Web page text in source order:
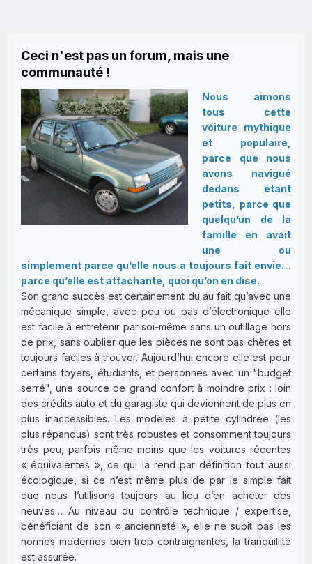
Ceci n'est pas un forum, mais une
communauté !
Nous aimons
tous cette
voiture mythique
et populaire,
parce que nous
avons navigué
dedans étant
petits, parce que
quelqu’un de la
famille en avait
une ou
simplement parce qu’elle nous a toujours fait envie…
parce qu’elle est attachante, quoi qu’on en dise.
Son grand succès est certainement du au fait qu’avec une
mécanique simple, avec peu ou pas d’électronique elle
est facile à entretenir par soi-même sans un outillage hors
de prix, sans oublier que les pièces ne sont pas chères et
toujours faciles à trouver. Aujourd’hui encore elle est pour
certains foyers, étudiants, et personnes avec un "budget
serré", une source de grand confort à moindre prix : loin
des crédits auto et du garagiste qui deviennent de plus en
plus inaccessibles. Les modèles à petite cylindrée (les
plus répandus) sont très robustes et consomment toujours
très peu, parfois même moins que les voitures récentes
« équivalentes », ce qui la rend par définition tout aussi
écologique, si ce n’est même plus de par le simple fait
que nous l’utilisons toujours au lieu d’en acheter des
neuves… Au niveau du contrôle technique / expertise,
bénéficiant de son « ancienneté », elle ne subit pas les
normes modernes bien trop contraignantes, la tranquillité
est assurée.